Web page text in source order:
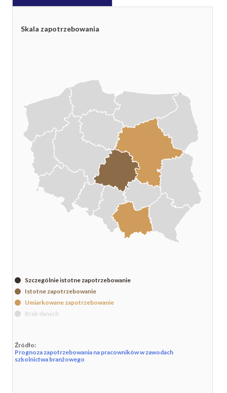
Skala zapotrzebowania
Szczególnie istotne zapotrzebowanie
Istotne zapotrzebowanie
Umiarkowane zapotrzebowanie
Brak danych
Źródło:
Prognoza zapotrzebowania na pracowników w zawodach
szkolnictwa branżowego